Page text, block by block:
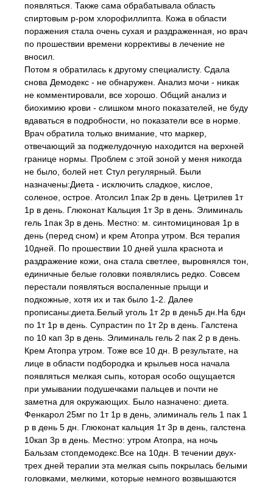
появляться. Также сама обрабатывала область
спиртовым р-ром хлорофиллипта. Кожа в области
поражения стала очень сухая и раздраженная, но врач
по прошествии времени коррективы в лечение не
вносил.
Потом я обратилась к другому специалисту. Сдала
снова Демодекс - не обнаружен. Анализ мочи - никак
не комментировали, все хорошо. Общий анализ и
биохимию крови - слишком много показателей, не буду
вдаваться в подробности, но показатели все в норме.
Врач обратила только внимание, что маркер,
отвечающий за поджелудочную находится на верхней
границе нормы. Проблем с этой зоной у меня никогда
не было, болей нет. Стул регулярный. Были
назначены:Диета - исключить сладкое, кислое,
соленое, острое. Атолсил 1пак 2р в день. Цетрилев 1т
1р в день. Глюконат Кальция 1т 3р в день. Элиминаль
гель 1пак 3р в день. Местно: м. синтомициновая 1р в
день (перед сном) и крем Атопра утром. Вся терапия
10дней. По прошествии 10 дней ушла краснота и
раздражение кожи, она стала светлее, выровнялся тон,
единичные белые головки появлялись редко. Совсем
перестали появляться воспаленные прыщи и
подкожные, хотя их и так было 1-2. Далее
прописаны:диета.Белый уголь 1т 2р в день5 дн.На 6дн
по 1т 1р в день. Супрастин по 1т 2р в день. Галстена
по 10 кап 3р в день. Элиминаль гель 2 пак 2 р в день.
Крем Атопра утром. Тоже все 10 дн. В результате, на
лице в области подбородка и крыльев носа начала
появляться мелкая сыпь, которая особо ощущается
при умывании подушечками пальцев и почти не
заметна для окружающих. Было назначено: диета.
Фенкарол 25мг по 1т 1р в день, элиминаль гель 1 пак 1
р в день 5 дн. Глюконат кальция 1т 3р в день, галстена
10кап 3р в день. Местно: утром Атопра, на ночь
Бальзам стопдемодекс.Все на 10дн. В течении двух-
трех дней терапии эта мелкая сыпь покрылась белыми
головками, мелкими, которые немного возвышаются